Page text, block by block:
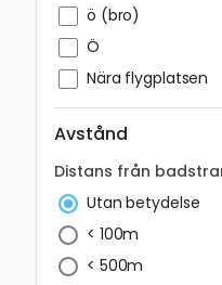
ö (bro)
Ö
Nära flygplatsen
Avstånd
Distans från
Utan betydelse
< 100m
< 500m